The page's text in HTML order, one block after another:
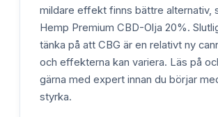
mildare effekt finns bättre alternativ,
Hemp Premium CBD-Olja 20%.
tänka på att CBG är en relativt ny
och effekterna kan variera. Läs på
gärna med expert innan du börjar
styrka.